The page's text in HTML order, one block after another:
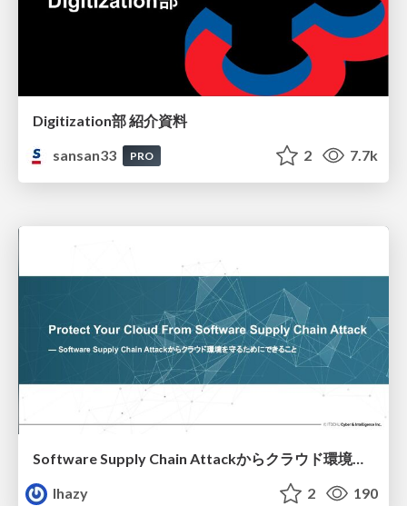
Digitization部 紹介資料
sansan33
PRO 2 7.7k
Software Supply Chain Attackからクラウド環境を守るためにできること
lhazy
2 190